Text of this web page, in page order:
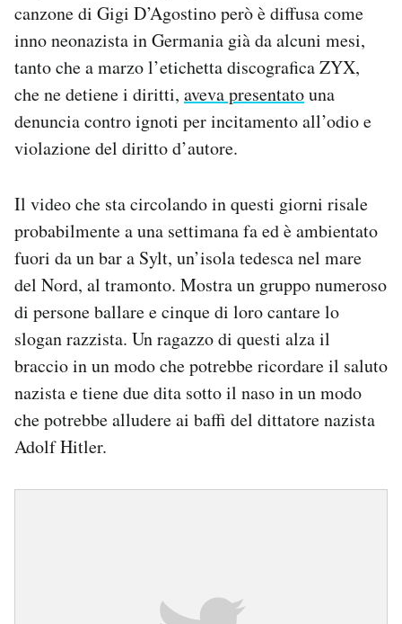
canzone di Gigi D’Agostino però è diffusa come
inno neonazista in Germania già da alcuni mesi,
tanto che a marzo l’etichetta discografica ZYX,
che ne detiene i diritti, aveva presentatouna
denuncia contro ignoti per incitamento all’odio e
violazione del diritto d’autore.
Il video che sta circolando in questi giorni risale
probabilmente a una settimana fa ed è ambientato
fuori da un bar a Sylt, un’isola tedesca nel mare
del Nord, al tramonto. Mostra un gruppo numeroso
di persone ballare e cinque di loro cantare lo
slogan razzista. Un ragazzo di questi alza il
braccio in un modo che potrebbe ricordare il saluto
nazista e tiene due dita sotto il naso in un modo
che potrebbe alludere ai baffi del dittatore nazista
Adolf Hitler.